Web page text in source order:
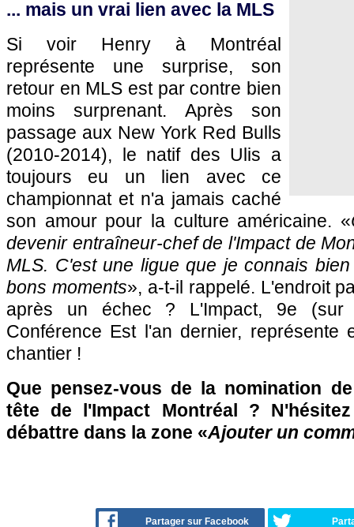
... mais un vrai lien avec la MLS
Si voir Henry à Montréal
représente une surprise, son
retour en MLS est par contre bien
moins surprenant. Après son
passage aux New York Red Bulls
(2010-2014), le natif des Ulis a
toujours eu un lien avec ce
championnat et n'a jamais caché
son amour pour la culture américaine. «
devenir entraîneur-chef de l'Impact de
MLS. C'est une ligue que je connais
bons moments», a-t-il rappelé. L'endroit
après un échec ? L'Impact, 9e
Conférence Est l'an dernier, représente
chantier !
Que pensez-vous de la nomination
tête de l'Impact Montréal ?
débattre dans la zone «Ajouter un
Partager sur Facebook